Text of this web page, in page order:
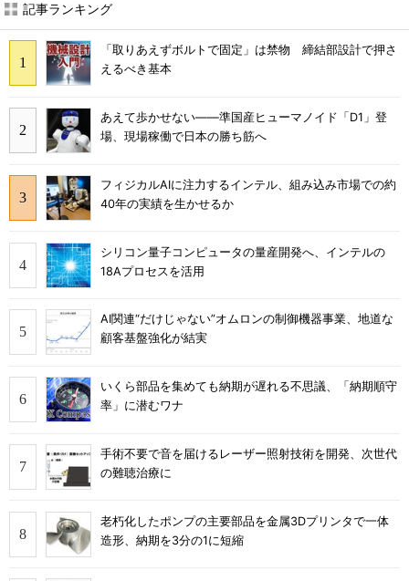
記事ランキング
「取りあえずボルトで固定」は禁物 締結部設計で押さ
えるべき基本
あえて歩かせない――準国産ヒューマノイド「D1」登
場、現場稼働で日本の勝ち筋へ
フィジカルAIに注力するインテル、組み込み市場での約
40年の実績を生かせるか
シリコン量子コンピュータの量産開発へ、インテルの
18Aプロセスを活用
AI関連“だけじゃない”オムロンの制御機器事業、地道な
顧客基盤強化が結実
いくら部品を集めても納期が遅れる不思議、「納期順守
率」に潜むワナ
手術不要で音を届けるレーザー照射技術を開発、次世代
の難聴治療に
老朽化したポンプの主要部品を金属3Dプリンタで一体
造形、納期を3分の1に短縮